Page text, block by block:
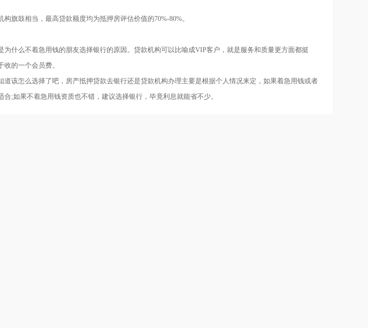
鼓相当，最高贷款额度均为抵押房评估价值的70%-80%。
什么不着急用钱的朋友选择银行的原因。贷款机构可以比喻成VIP客户，就是服务和质量更方面都挺
的一个会员费。
该怎么选择了吧，房产抵押贷款去银行还是贷款机构办理主要是根据个人情况来定，如果着急用钱或者
合;如果不着急用钱资质也不错，建议选择银行，毕竟利息就能省不少。